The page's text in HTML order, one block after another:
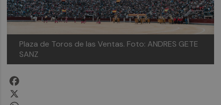
Plaza de Toros de las Ventas. Foto: ANDRES GETE
SANZ